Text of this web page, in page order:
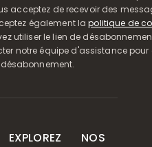
acceptez de recevoir des
également lapolitique de
utiliser le lien de
notre équipe d'assistance pour
EXPLOREZ
NOS